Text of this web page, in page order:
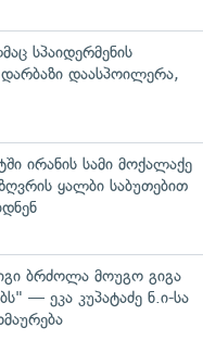
სპაიდერმენის
დაასპოილერა,
ირანის სამი მოქალაქე
ყალბი საბუთებით
ბრძოლა მოუგო გიგა
— ეკა კუპატაძე ნ.ი-სა